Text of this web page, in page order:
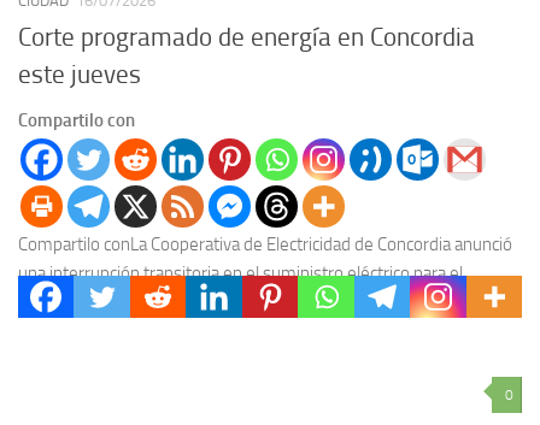
Corte programado de energía en Concordia
este jueves
Compartilo con
Compartilo conLa Cooperativa de Electricidad de Concordia anunció
una interrupción transitoria en el suministro eléctrico para el
mediodía de hoy. El corte afectará a un...
0